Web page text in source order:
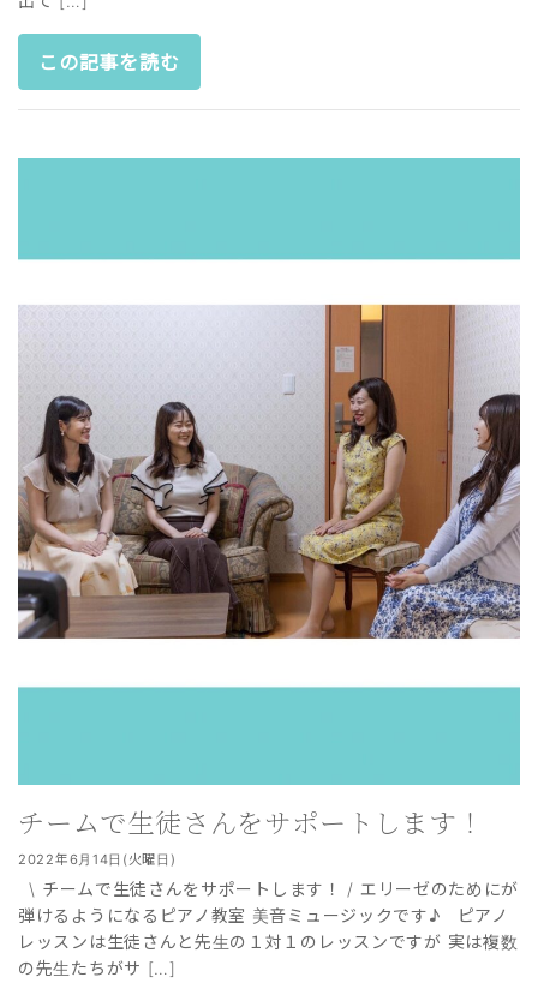
この記事を読む
チームで生徒さんをサポートします！
2022年6月14日(火曜日)
\ チームで生徒さんをサポートします！ / エリーゼのためにが
弾けるようになるピアノ教室 美音ミュージックです♪ ピアノ
レッスンは生徒さんと先生の１対１のレッスンですが 実は複数
の先生たちがサ […]